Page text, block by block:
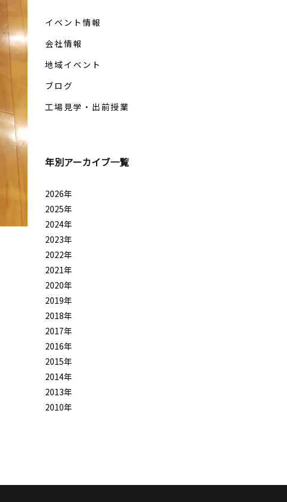
イベント情報
会社情報
地域イベント
ブログ
工場見学・出前授業
年別アーカイブ一覧
2026年
2025年
2024年
2023年
2022年
2021年
2020年
2019年
2018年
2017年
2016年
2015年
2014年
2013年
2010年